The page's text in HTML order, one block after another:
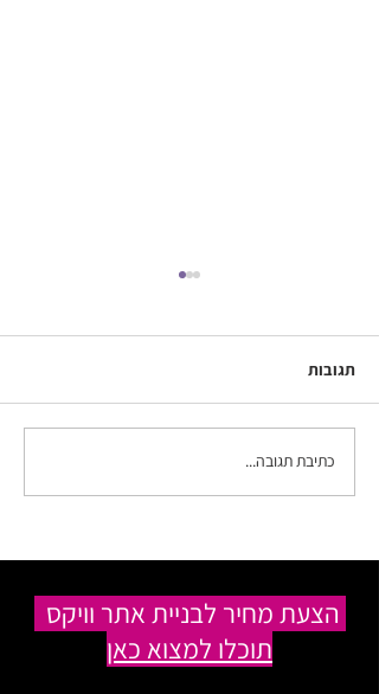
וויקס- שלב אחרי שלב
תגובות
כתיבת תגובה...
הצעת מחיר לבניית אתר וויקס
תוכלו למצוא כאן